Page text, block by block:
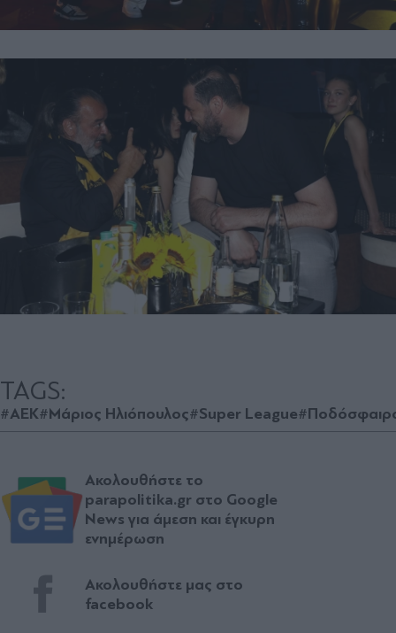
TAGS:
#ΑΕΚ#Μάριος Ηλιόπουλος#Super League
Ακολουθήστε το
parapolitika.gr στο Google
News για άμεση και έγκυρη
ενημέρωση
Ακολουθήστε μας στο
facebook